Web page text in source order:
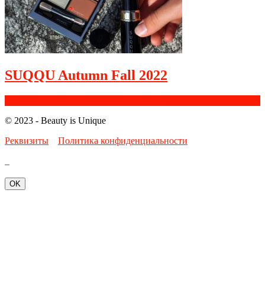
SUQQU Autumn Fall 2022
© 2023 - Beauty is Unique
Реквизиты
Политика конфиденциальности
OK